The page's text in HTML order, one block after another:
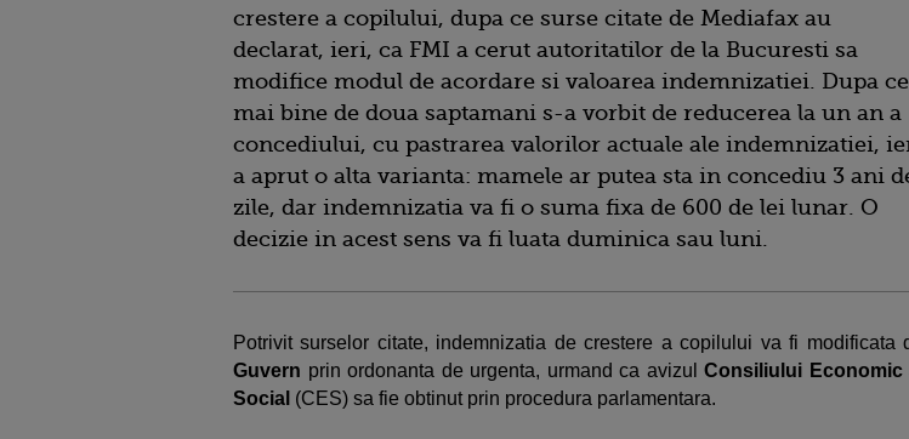
crestere a copilului, dupa ce surse citate de Mediafax au
declarat, ieri, ca FMI a cerut autoritatilor de la Bucuresti sa
modifice modul de acordare si valoarea indemnizatiei. Dupa ce
mai bine de doua saptamani s-a vorbit de reducerea la un an a
concediului, cu pastrarea valorilor actuale ale indemnizatiei,
a aprut o alta varianta: mamele ar putea sta in concediu 3 ani
zile, dar indemnizatia va fi o suma fixa de 600 de lei lunar. O
decizie in acest sens va fi luata duminica sau luni.
Potrivit surselor citate, indemnizatia de crestere a copilului va fi modificata
Guvern prin ordonanta de urgenta, urmand ca avizul Consiliului Economic
Social (CES) sa fie obtinut prin procedura parlamentara.